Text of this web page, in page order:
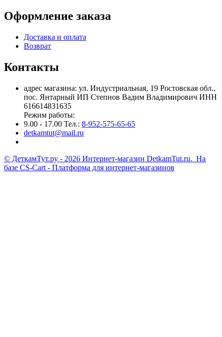
Оформление заказа
Доставка и оплата
Возврат
Контакты
адрес магазина: ул. Индустриальная, 19 Ростовская обл.,
пос. Янтарный ИП Степнов Вадим Владимирович ИНН
616614831635
Режим работы:
9.00 - 17.00 Тел.: 8-952-575-65-65
detkamtut@mail.ru
© ДеткамТут.ру - 2026 Интернет-магазин DetkamTut.ru. На
базе CS-Cart - Платформа для интернет-магазинов